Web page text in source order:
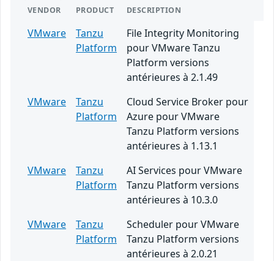
VENDOR PRODUCT DESCRIPTION
VMware
Tanzu
Platform
File Integrity Monitoring
pour VMware Tanzu
Platform versions
antérieures à 2.1.49
VMware
Tanzu
Platform
Cloud Service Broker pour
Azure pour VMware
Tanzu Platform versions
antérieures à 1.13.1
VMware
Tanzu
Platform
AI Services pour VMware
Tanzu Platform versions
antérieures à 10.3.0
VMware
Tanzu
Platform
Scheduler pour VMware
Tanzu Platform versions
antérieures à 2.0.21